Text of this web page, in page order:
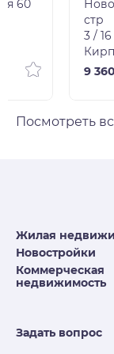
60
стр
3 /
9
Посмотреть
Жилая
Новостройки
Коммерческая
недвижимость
Задать вопрос